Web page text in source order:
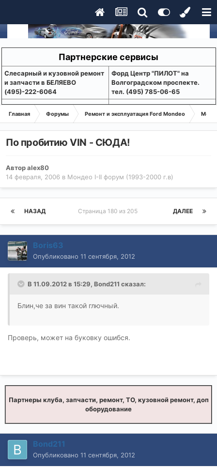
Партнерские сервисы
Слесарный и кузовной ремонт
и запчасти в БЕЛЯЕВО
(495)-222-6064
Форд Центр "ПИЛОТ" на
Волгоградском проспекте.
тел. (495) 785-06-65
Главная Форумы Ремонт и эксплуатация Ford Mondeo
По пробитию VIN - СЮДА!
Авторalex80
14 февраля, 2006 в Мондео I-II форум (1993-2000 г.в)
НАЗАД ДАЛЕЕ
Страница 180 из 205
Boris63
Опубликовано 11 сентября, 2012
В 11.09.2012 в 15:29, Bond211 сказал:
Блин,че за вин такой глючный.
Проверь, может на буковку ошибся.
Партнеры клуба, запчасти, ремонт, ТО, кузовной ремонт, доп
оборудование
Bond211
Опубликовано 11 сентября, 2012